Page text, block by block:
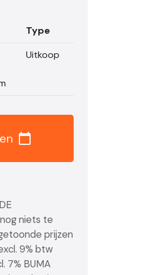
Type
Uitkoop
calendar_today
niets te
prijzen
9% btw
7% BUMA